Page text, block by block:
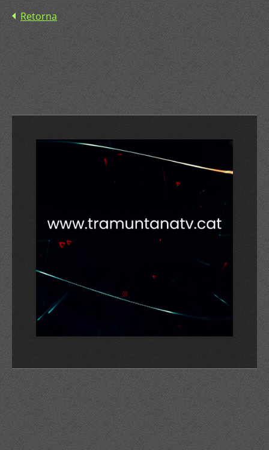
Retorna